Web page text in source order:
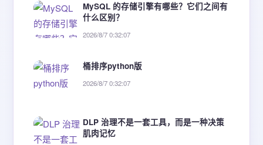
MySQL 的存储引擎有哪些？它们之间有
什么区别？
2026/8/7 0:32:07
桶排序python版
2026/8/7 0:32:07
DLP 治理不是一套工具，而是一种决策
肌肉记忆